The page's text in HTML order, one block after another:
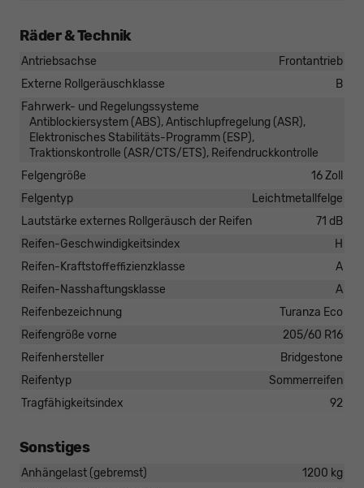
Räder & Technik
Antriebsachse
Frontantrieb
Externe Rollgeräuschklasse
B
Fahrwerk- und Regelungssysteme
Antiblockiersystem (ABS), Antischlupfregelung (ASR),
Elektronisches Stabilitäts-Programm (ESP),
Traktionskontrolle (ASR/CTS/ETS), Reifendruckkontrolle
Felgengröße
16 Zoll
Felgentyp
Leichtmetallfelge
Lautstärke externes Rollgeräusch der Reifen
71 dB
Reifen-Geschwindigkeitsindex
H
Reifen-Kraftstoffeffizienzklasse
A
Reifen-Nasshaftungsklasse
A
Reifenbezeichnung
Turanza Eco
Reifengröße vorne
205/60 R16
Reifenhersteller
Bridgestone
Reifentyp
Sommerreifen
Tragfähigkeitsindex
92
Sonstiges
Anhängelast (gebremst)
1200 kg